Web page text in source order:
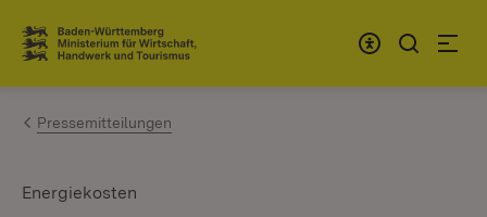
Zum Inhalt springen
Link zur Startseite
Pressemitteilungen
Energiekosten